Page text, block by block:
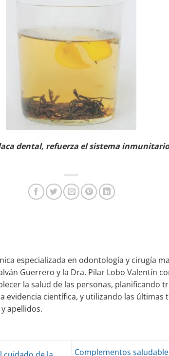
dental, refuerza el sistema
especializada en odontología y cirugía
Guerrero y la Dra. Pilar Lobo Valentín
la salud de las personas, planificando
evidencia científica, y utilizando las últimas
apellidos.
Complementos